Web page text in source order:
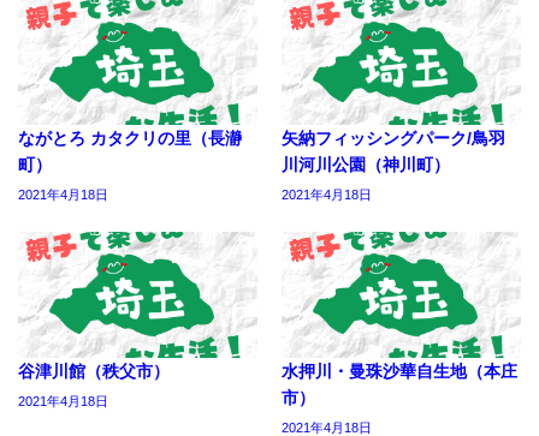
ながとろ カタクリの里（長瀞
町）
2021年4月18日
矢納フィッシングパーク/鳥羽
川河川公園（神川町）
2021年4月18日
谷津川館（秩父市）
2021年4月18日
水押川・曼珠沙華自生地（本庄
市）
2021年4月18日